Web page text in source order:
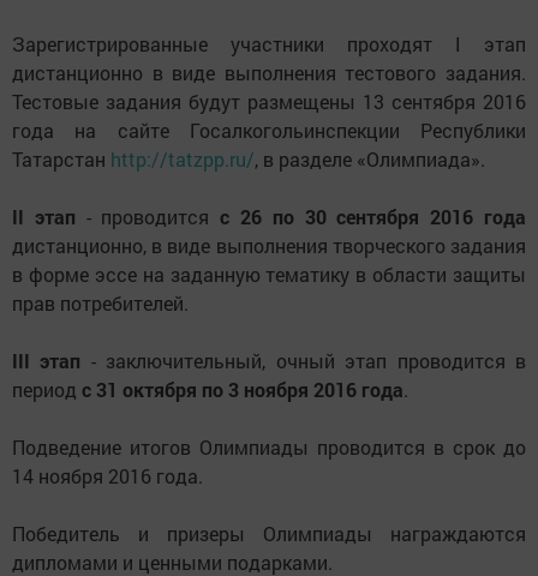
Зарегистрированные участники проходят I этап
дистанционно в виде выполнения тестового задания.
Тестовые задания будут размещены 13 сентября 2016
года на сайте Госалкогольинспекции Республики
Татарстан http://tatzpp.ru/, в разделе «Олимпиада».
II этап - проводитсяс 26 по 30 сентября 2016 года
дистанционно, в виде выполнения творческого задания
в форме эссе на заданную тематику в области защиты
прав потребителей.
III этап - заключительный, очный этап проводится в
период с 31 октября по 3 ноября 2016 года.
Подведение итогов Олимпиады проводится в срок до
14 ноября 2016 года.
Победитель и призеры Олимпиады награждаются
дипломами и ценными подарками.